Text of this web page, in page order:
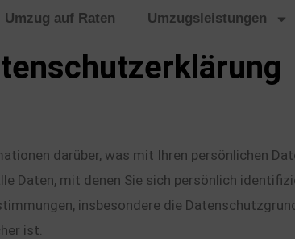
Umzug auf Raten Umzugsleistungen
darüber, was mit Ihren persönlichen
Daten, mit denen Sie sich persönlich
insbesondere die
ist.